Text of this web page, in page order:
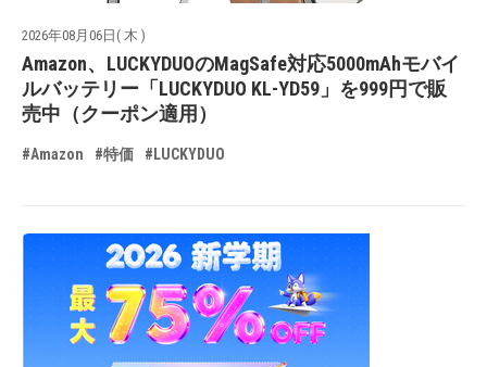
2026年08月06日( 木 )
Amazon、LUCKYDUOのMagSafe対応5000mAhモバイ
ルバッテリー「LUCKYDUO KL-YD59」を999円で販
売中（クーポン適用）
#Amazon #特価 #LUCKYDUO